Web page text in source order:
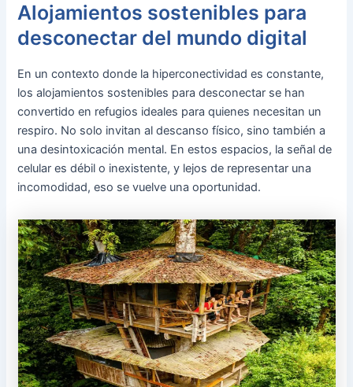
Alojamientos sostenibles para
desconectar del mundo digital
En un contexto donde la hiperconectividad es constante,
los alojamientos sostenibles para desconectar se han
convertido en refugios ideales para quienes necesitan un
respiro. No solo invitan al descanso físico, sino también a
una desintoxicación mental. En estos espacios, la señal de
celular es débil o inexistente, y lejos de representar una
incomodidad, eso se vuelve una oportunidad.